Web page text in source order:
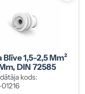
Blīve 1,5-2,5 Mm²
DIN 72585
kods: